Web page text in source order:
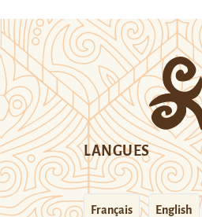
LANGUES
Français English